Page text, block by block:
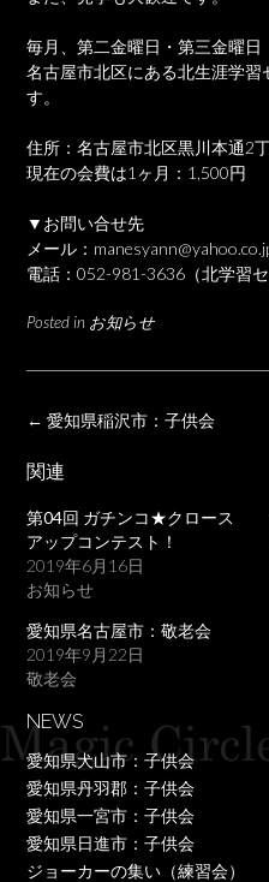
毎月、第二金曜日・第三金曜日
名古屋市北区にある北生涯学習
す。
住所：名古屋市北区黒川本通2
現在の会費は1ヶ月：1,500円
▼お問い合せ先
メール：
電話： 052-981-3636 （北学習
Posted in お知らせ
Post
← 愛知県稲沢市：子供会
関連
第04回 ガチンコ★クロース
アップコンテスト！
2019年6月16日
お知らせ
愛知県名古屋市：敬老会
2019年9月22日
敬老会
NEWS
愛知県犬山市：子供会
愛知県丹羽郡：子供会
愛知県一宮市：子供会
愛知県日進市：子供会
ジョーカーの集い（練習会）